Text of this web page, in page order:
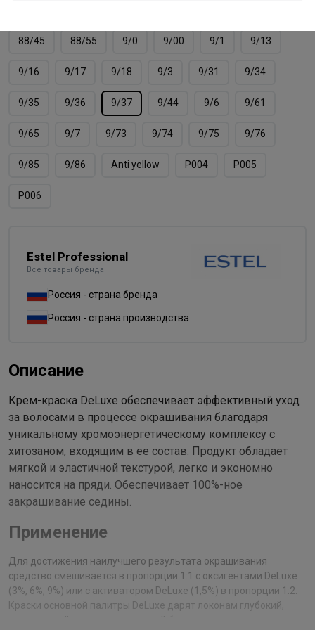
88/45 88/55 9/0 9/00 9/1 9/13
9/16 9/17 9/18 9/3 9/31 9/34
9/35 9/36 9/37 9/44 9/6 9/61
9/65 9/7 9/73 9/74 9/75 9/76
9/85 9/86 Аnti yellow Р004 Р005
Р006
Estel Professional
Все товары бренда
Россия - страна бренда
Россия - страна производства
Описание
Крем-краска DeLuxe обеспечивает эффективный уход
за волосами в процессе окрашивания благодаря
уникальному хромоэнергетическому комплексу с
хитозаном, входящим в ее состав. Продукт обладает
мягкой и эластичной текстурой, легко и экономно
наносится на пряди. Обеспечивает 100%-ное
закрашивание седины.
Применение
Для достижения наилучшего результата окрашивания
средство смешивается в пропорции 1:1 с оксигентами DeLuxe
(3%, 6%, 9%) или с активатором DeLuxe (1,5%) в пропорции 1:2.
Краски основной палитры DeLuxe дарят локонам глубокий,